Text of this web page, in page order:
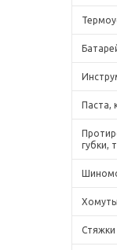
Паста,
губки,